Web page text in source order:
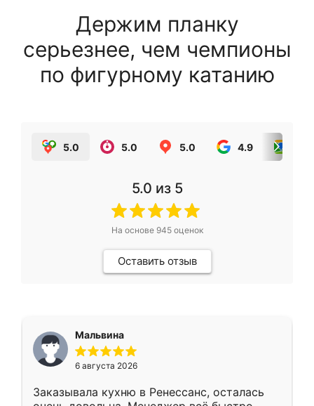
Держим планку
серьезнее, чем чемпионы
по фигурному катанию
5.0 5.0 5.0 4.9
5.0 из 5
На основе 945оценок
Оставить отзыв
Мальвина
6 августа 2026
Заказывала кухню в Ренессанс, осталась